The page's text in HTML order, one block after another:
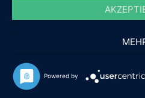
Powered by